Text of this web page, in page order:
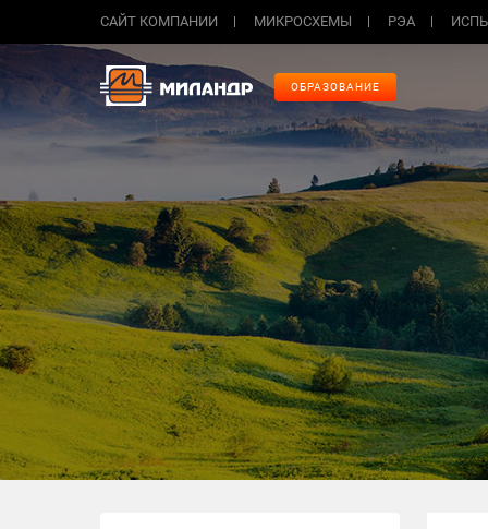
САЙТ КОМПАНИИ МИКРОСХЕМЫ РЭА
ОБРАЗОВАНИЕ